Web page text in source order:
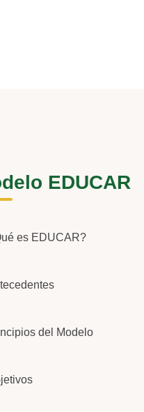
EDUCAR
es EDUCAR?
del Modelo